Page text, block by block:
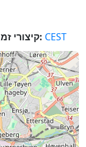
קיצורי זמן לחיסכון באור השמש בשימוש ב נורווגיה: CEST